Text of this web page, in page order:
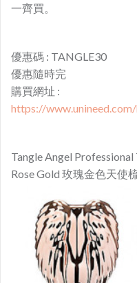
一齊買。
優惠碼 : TANGLE30
優惠隨時完
購買網址 :
https://
Tangle Angel
Rose Gold 玫瑰金色天使